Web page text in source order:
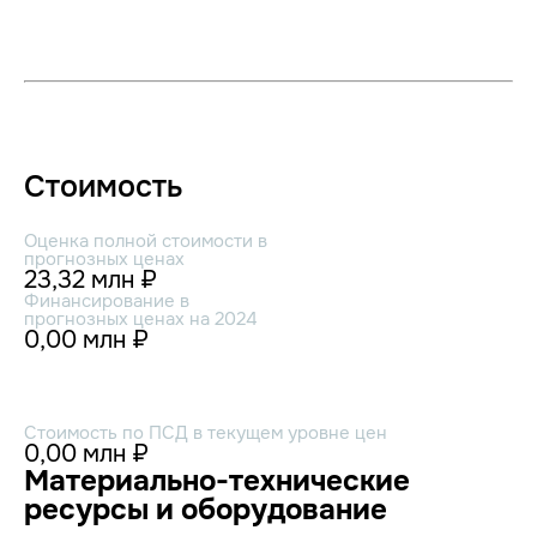
Стоимость
Оценка полной стоимости в
прогнозных ценах
23,32 млн ₽
Финансирование в
прогнозных ценах на 2024
0,00 млн ₽
Стоимость по ПСД в текущем уровне цен
0,00 млн ₽
Материально-технические
ресурсы и оборудование